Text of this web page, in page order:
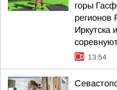
горы
регионов
13:54